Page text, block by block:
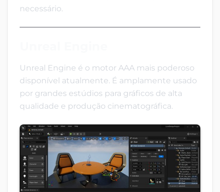
necessário.
Unreal Engine é o motor AAA mais poderoso
disponível atualmente. É amplamente usado
por grandes estúdios para gráficos de alta
qualidade e produção cinematográfica.